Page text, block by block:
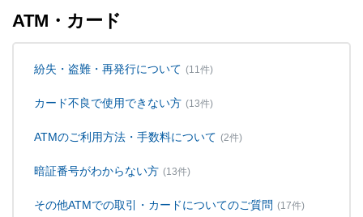
ATM・カード
紛失・盗難・再発行について (11件)
カード不良で使用できない方 (13件)
ATMのご利用方法・手数料について (2件)
暗証番号がわからない方 (13件)
その他ATMでの取引・カードについてのご質問 (17件)